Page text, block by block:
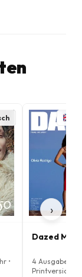
•
Dazed
4 Ausgaben
Printversion
›